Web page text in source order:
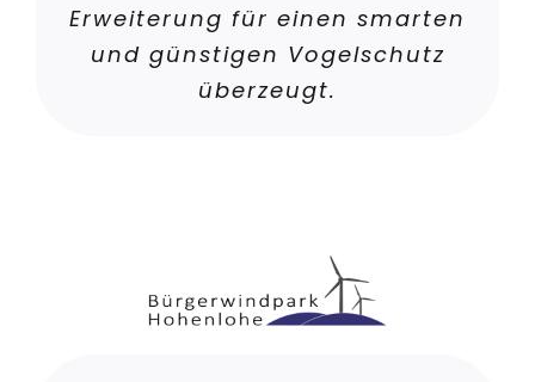
Erweiterung für einen smarten
und günstigen Vogelschutz
überzeugt.